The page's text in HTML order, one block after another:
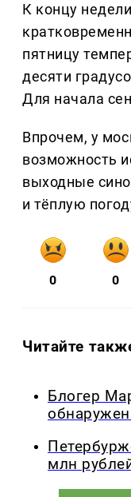
К концу
пятницу
десяти
Для начала
Впрочем, у
возможность
выходные
и тёплую
0 0
Читайте
Блогер
млн